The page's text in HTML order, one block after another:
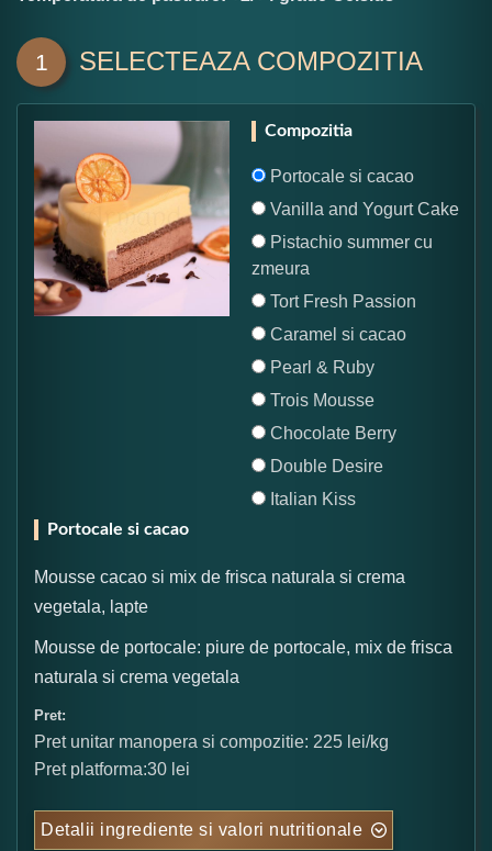
1 SELECTEAZA COMPOZITIA
Compozitia
Portocale si cacao
Vanilla and Yogurt Cake
Pistachio summer cu
zmeura
Tort Fresh Passion
Caramel si cacao
Pearl & Ruby
Trois Mousse
Chocolate Berry
Double Desire
Italian Kiss
Portocale si cacao
Mousse cacao si mix de frisca naturala si crema
vegetala, lapte
Mousse de portocale: piure de portocale, mix de frisca
naturala si crema vegetala
Pret:
Pret unitar manopera si compozitie: 225 lei/kg
Pret platforma:30 lei
Detalii ingrediente si valori nutritionale